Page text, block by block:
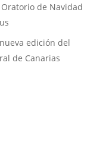
de Navidad
edición del
de Canarias